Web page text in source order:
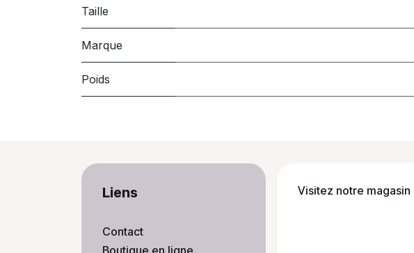
Taille
Marque
Poids
Liens
Contact
Boutique en ligne
Visitez notre magasin